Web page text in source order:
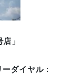
」
ーダイヤル：